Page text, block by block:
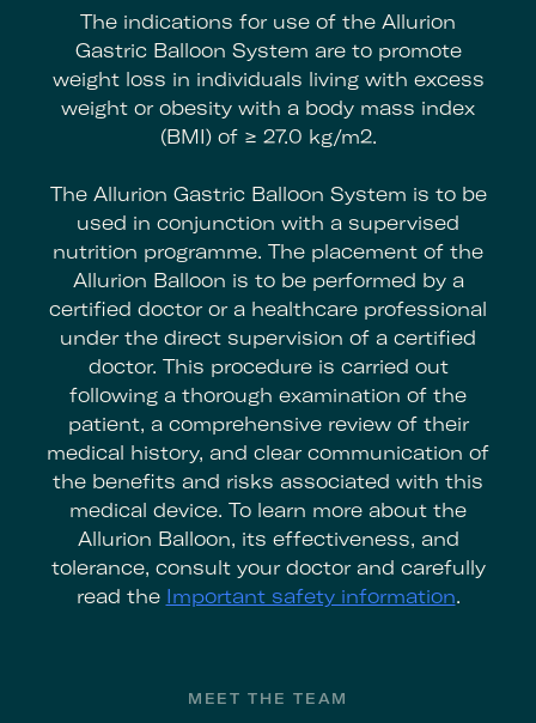
The indications for use of the Allurion
Gastric Balloon System are to promote
weight loss in individuals living with excess
weight or obesity with a body mass index
(BMI) of ≥ 27.0 kg/m2.
The Allurion Gastric Balloon System is to be
used in conjunction with a supervised
nutrition programme. The placement of the
Allurion Balloon is to be performed by a
certified doctor or a healthcare professional
under the direct supervision of a certified
doctor. This procedure is carried out
following a thorough examination of the
patient, a comprehensive review of their
medical history, and clear communication of
the benefits and risks associated with this
medical device. To learn more about the
Allurion Balloon, its effectiveness, and
tolerance, consult your doctor and carefully
read the Important safety information.
MEET THE TEAM